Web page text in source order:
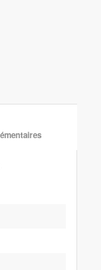
Informations